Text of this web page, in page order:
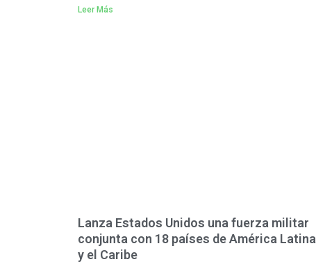
Leer Más
Lanza Estados Unidos una fuerza militar
conjunta con 18 países de América Latina
y el Caribe